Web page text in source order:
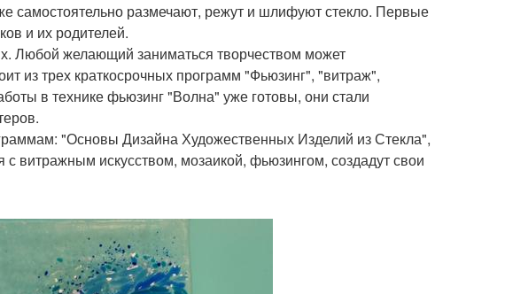
самостоятельно размечают, режут и шлифуют стекло. Первые
и их родителей.
Любой желающий заниматься творчеством может
из трех краткосрочных программ "Фьюзинг", "витраж",
в технике фьюзинг "Волна" уже готовы, они стали
"Основы Дизайна Художественных Изделий из Стекла",
витражным искусством, мозаикой, фьюзингом, создадут свои